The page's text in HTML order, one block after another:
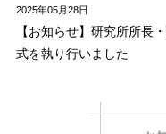
2025年05月28日
【お知らせ】研究所所長
式を執り行いました